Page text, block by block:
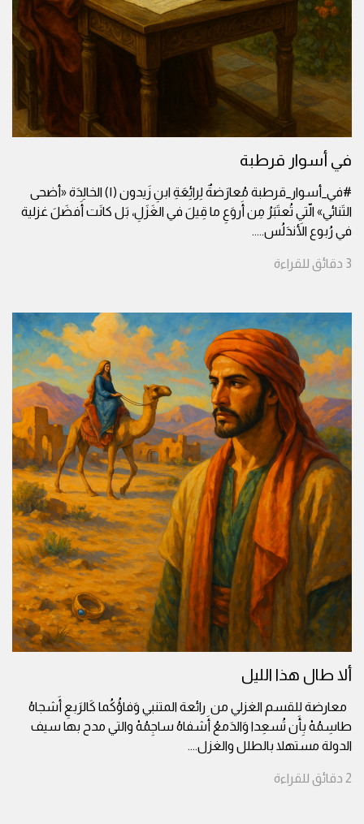
في أسوار قرطبة
#في_أسوار_قرطبة مُعارَضةٌ لِرائِعَةِ ابنِ زَيدون (١) الخالِدَة «أضحى
التَنائي» الّتي تُعتَبَرُ مِن أَروَعِ ما قِيلَ في الغَزَلِ، بَل كانَت أَفضَلَ غزلية
في رُبوع الأَندَلُس.....
3 دقائق للقراءة
ألا طال هذا الليل
معارضة للقسم الغزلي من رائعة المتنبي وَفاؤُكُما كَالرَبعِ أَشجاهُ
طاسِمُهْ بِأَن تُسعِدا وَالدَمعُ أَشفاهُ ساجِمُهْ والتي مدح بها سيف
الدولة مستهلا بالطلل والغزل....
2 دقائق للقراءة